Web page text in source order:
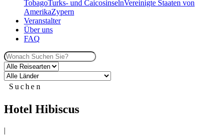
TobagoTurks- und CaicosinselnVereinigte Staaten von
AmerikaZypern
Veranstalter
Über uns
FAQ
Suchen
Hotel Hibiscus
|